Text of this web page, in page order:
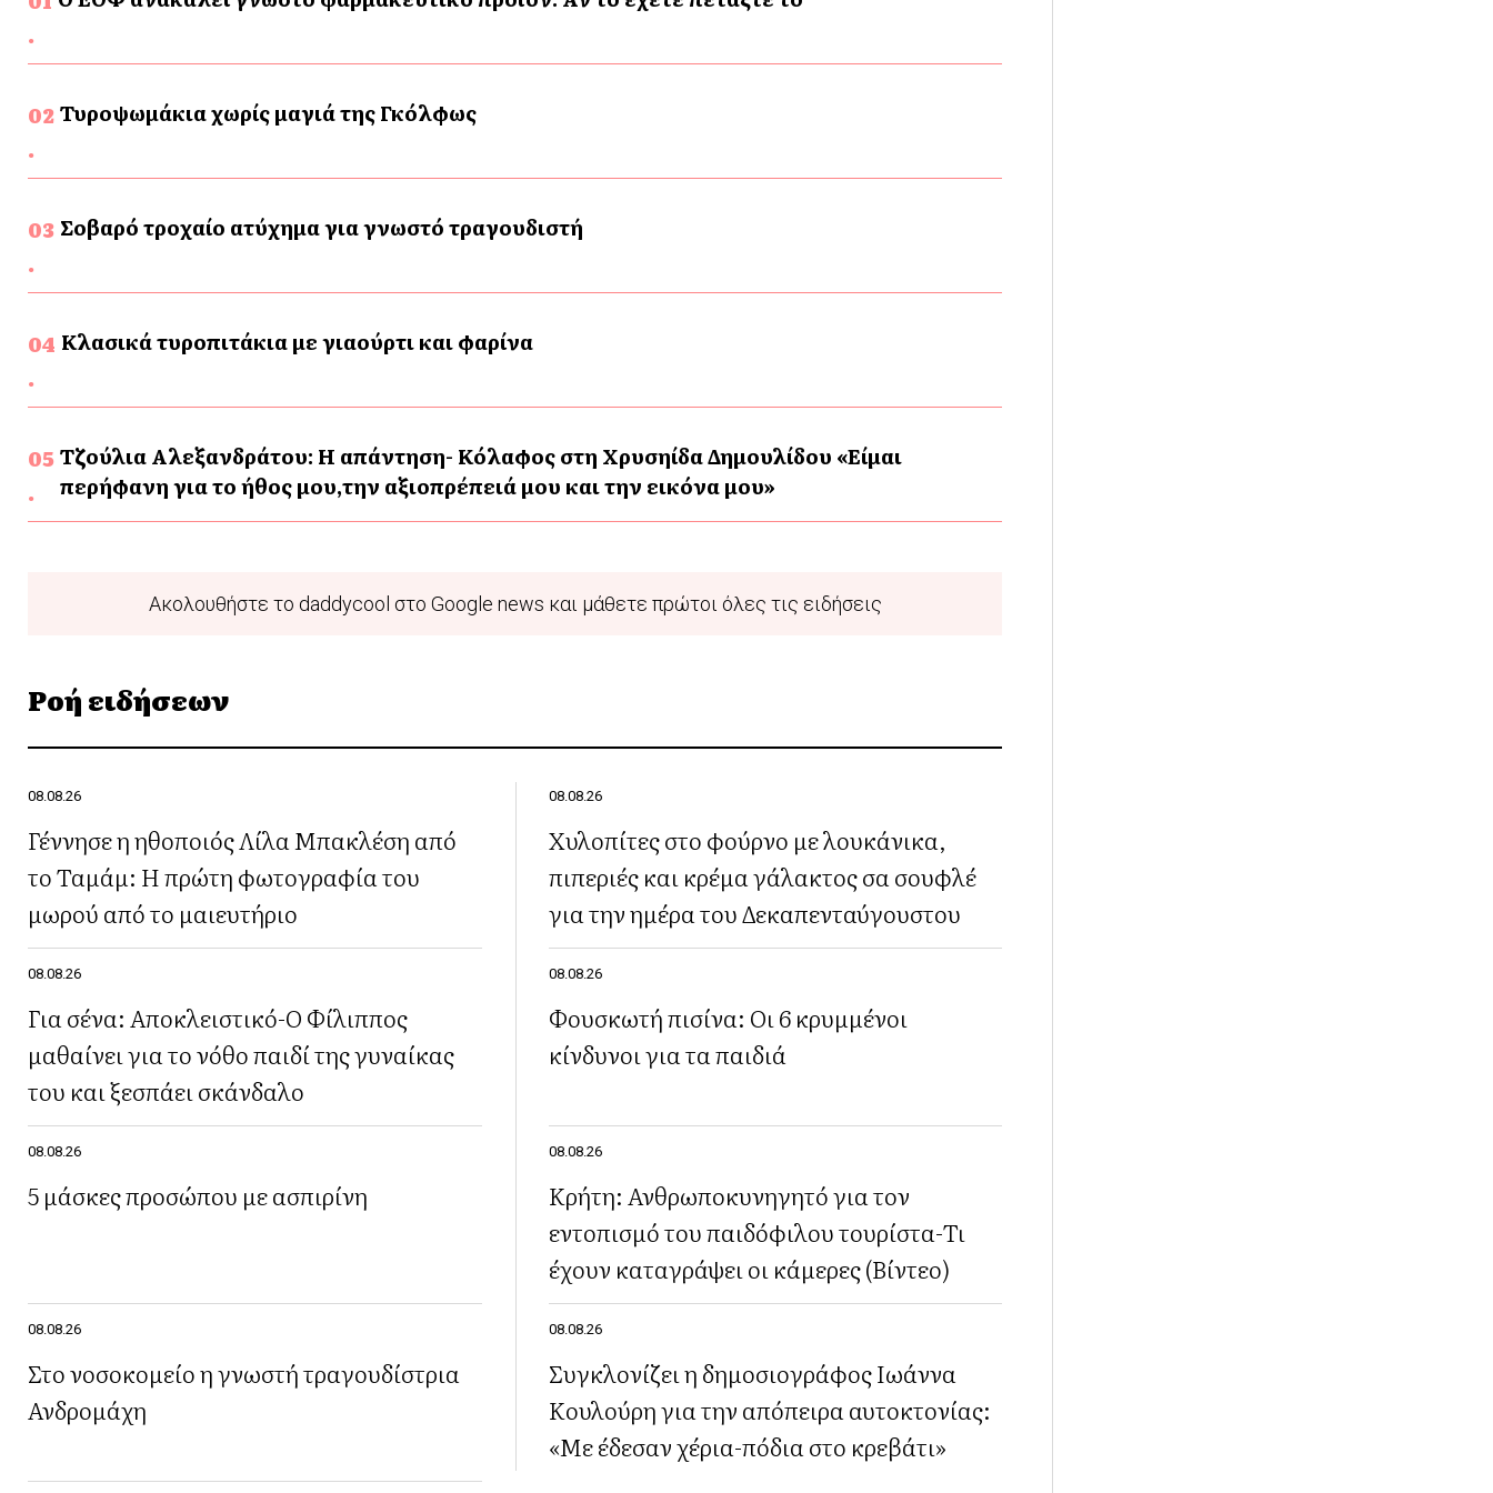
Τυροψωμάκια χωρίς μαγιά της Γκόλφως
Σοβαρό τροχαίο ατύχημα για γνωστό τραγουδιστή
Κλασικά τυροπιτάκια με γιαούρτι και φαρίνα
Τζούλια Αλεξανδράτου: Η απάντηση- Κόλαφος στη Χρυσηίδα Δημουλίδου «Είμαι
περήφανη για το ήθος μου,την αξιοπρέπειά μου και την εικόνα μου»
Ακολουθήστε το daddycool στο Google news και μάθετε πρώτοι όλες τις ειδήσεις
Ροή ειδήσεων
08.08.26
Γέννησε η ηθοποιός Λίλα Μπακλέση από
το Ταμάμ: Η πρώτη φωτογραφία του
μωρού από το μαιευτήριο
08.08.26
Χυλοπίτες στο φούρνο με λουκάνικα,
πιπεριές και κρέμα γάλακτος σα σουφλέ
για την ημέρα του Δεκαπενταύγουστου
08.08.26
Για σένα: Αποκλειστικό-Ο Φίλιππος
μαθαίνει για το νόθο παιδί της γυναίκας
του και ξεσπάει σκάνδαλο
08.08.26
Φουσκωτή πισίνα: Οι 6 κρυμμένοι
κίνδυνοι για τα παιδιά
08.08.26
5 μάσκες προσώπου με ασπιρίνη
08.08.26
Κρήτη: Ανθρωποκυνηγητό για τον
εντοπισμό του παιδόφιλου τουρίστα-Τι
έχουν καταγράψει οι κάμερες (Βίντεο)
08.08.26
Στο νοσοκομείο η γνωστή τραγουδίστρια
Ανδρομάχη
08.08.26
Συγκλονίζει η δημοσιογράφος Ιωάννα
Κουλούρη για την απόπειρα αυτοκτονίας:
«Με έδεσαν χέρια-πόδια στο κρεβάτι»